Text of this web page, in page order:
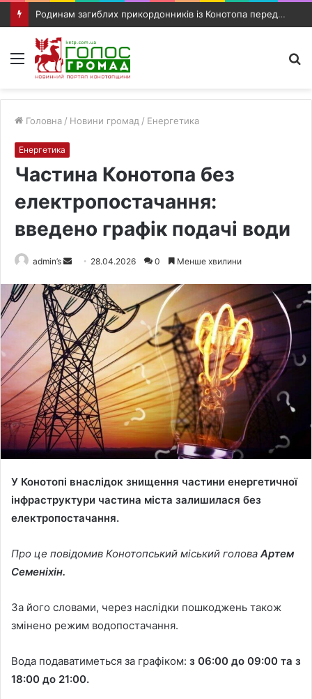
Родинам загиблих прикордонників із Конотопа передали посмертні нагороди
Меню
Головна / Новини громад / Енергетика
Енергетика
Частина Конотопа без
електропостачання:
введено графік подачі води
admin’s
n
d
a
n
e
m
a
i
l
28.04.2026 0 Менше хвилини
У Конотопі внаслідок знищення частини енергетичної
інфраструктури частина міста залишилася без
електропостачання.
Про це повідомив Конотопський міський голова Артем
Семеніхін.
За його словами, через наслідки пошкоджень також
змінено режим водопостачання.
Вода подаватиметься за графіком: з 06:00 до 09:00 та з
18:00 до 21:00.